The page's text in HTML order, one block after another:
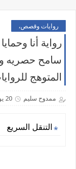
روايات وقصص،
رواية أنا
سامح حصريه
المتوهج
ممدوح سليم 20 يونيو 2026
التنقل السريع